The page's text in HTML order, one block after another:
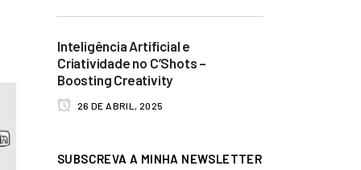
Inteligência Artificial e
Criatividade no C’Shots –
Boosting Creativity
26 DE ABRIL, 2025
SUBSCREVA A MINHA NEWSLETTER